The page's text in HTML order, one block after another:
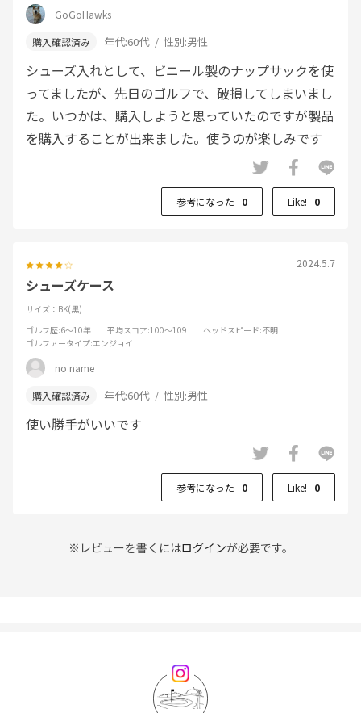
GoGoHawks
年代:60代 性別:男性
シューズ入れとして、ビニール製のナップサックを使
ってましたが、先日のゴルフで、破損してしまいまし
た。いつかは、購入しようと思っていたのですが製品
を購入することが出来ました。使うのが楽しみです
参考になった 0 Like! 0
2024.5.7
シューズケース
サイズ：BK(黒)
ゴルフ歴:6～10年 平均スコア:100～109 ヘッドスピード:不明
ゴルファータイプ:エンジョイ
no name
年代:60代 性別:男性
使い勝手がいいです
参考になった 0 Like! 0
※レビューを書くにはログインが必要です。